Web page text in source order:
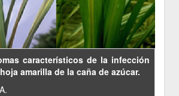
característicos de la infección
amarilla de la caña de azúcar.